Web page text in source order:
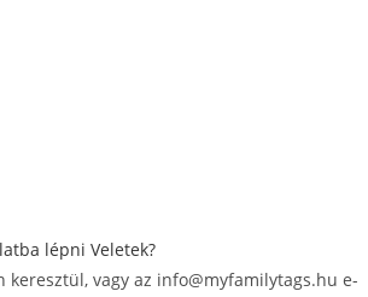
lépni Veletek?
keresztül, vagy az info@myfamilytags.hu e-